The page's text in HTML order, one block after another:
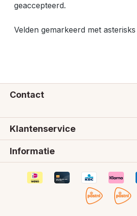
geaccepteerd.
Velden gemarkeerd met
Contact
Klantenservice
Informatie